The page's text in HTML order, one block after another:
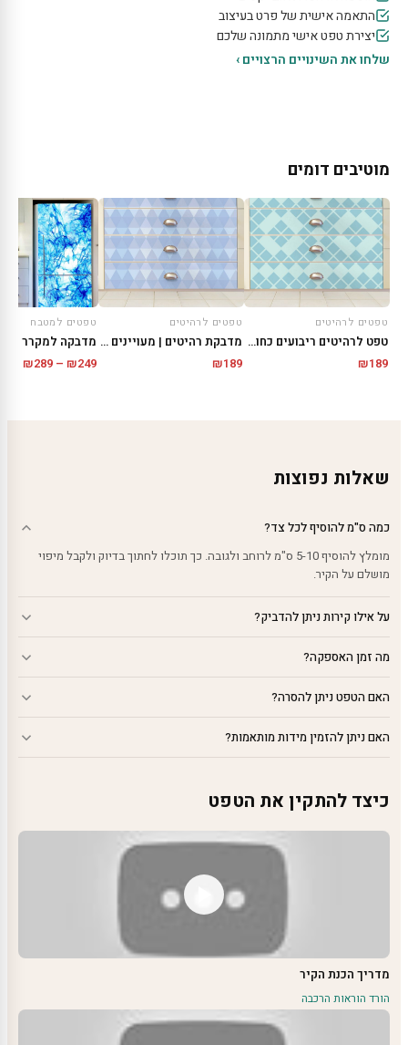
התאמה אישית של פרט בעיצוב
יצירת טפט אישי מתמונה שלכם
שלחו את השינויים הרצויים ›
מוטיבים דומים
טפטים לרהיטים
טפט לרהיטים ריבועים כחולים
₪189
טפטים לרהיטים
מדבקת רהיטים | מעויינים סגולים
₪189
טפטים למטבח
מדבקה למקרר |
₪249
–
₪289
שאלות נפוצות
כמה ס"מ להוסיף לכל צד?
מומלץ להוסיף 5-10 ס"מ לרוחב ולגובה. כך תוכלו לחתוך בדיוק ולקבל מיפוי
מושלם על הקיר.
על אילו קירות ניתן להדביק?
מה זמן האספקה?
האם הטפט ניתן להסרה?
האם ניתן להזמין מידות מותאמות?
כיצד להתקין את הטפט
מדריך הכנת הקיר
הורד הוראות הרכבה